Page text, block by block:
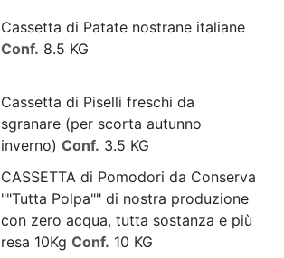
Cassetta di Patate nostrane italiane
Conf. 8.5 KG
Cassetta di Piselli freschi da
sgranare (per scorta autunno
inverno) Conf. 3.5 KG
CASSETTA di Pomodori da Conserva
""Tutta Polpa"" di nostra produzione
con zero acqua, tutta sostanza e più
resa 10Kg Conf. 10 KG